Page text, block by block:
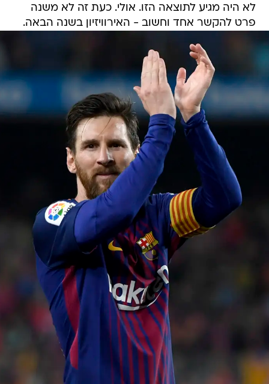
לא היה מגיע לתוצאה הזו. אולי. כעת זה לא משנה
פרט להקשר אחד וחשוב - האירוויזיון בשנה הבאה.